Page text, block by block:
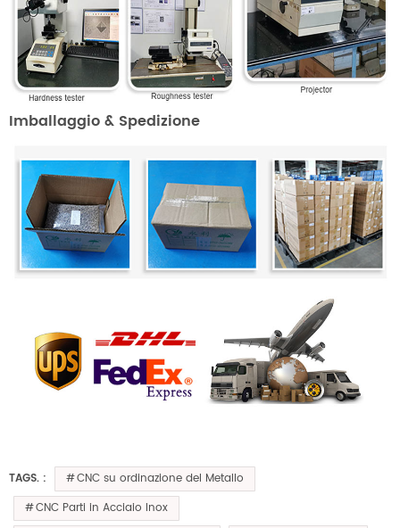
Imballaggio & Spedizione
TAGS. :
CNC su ordinazione del Metallo
CNC Parti in Acciaio Inox